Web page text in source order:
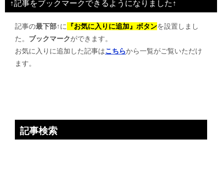
↑記事をブックマークできるようになりました↑
記事の最下部↑に 『お気に入りに追加』ボタンを設置しまし
た。 ブックマークができます。
お気に入りに追加した記事はこちらから一覧がご覧いただけ
ます。
記事検索